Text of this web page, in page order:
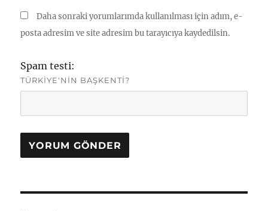
Daha sonraki yorumlarımda kullanılması için adım, e-
posta adresim ve site adresim bu tarayıcıya kaydedilsin.
Spam testi:
TÜRKIYE'NIN BAŞKENTI?